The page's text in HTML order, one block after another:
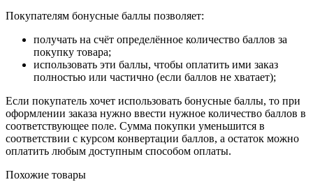
Покупателям бонусные баллы позволяет:
получать на счёт определённое количество баллов за
покупку товара;
использовать эти баллы, чтобы оплатить ими заказ
полностью или частично (если баллов не хватает);
Если покупатель хочет использовать бонусные баллы, то при
оформлении заказа нужно ввести нужное количество баллов в
соответствующее поле. Сумма покупки уменьшится в
соответствии с курсом конвертации баллов, а остаток можно
оплатить любым доступным способом оплаты.
Похожие товары